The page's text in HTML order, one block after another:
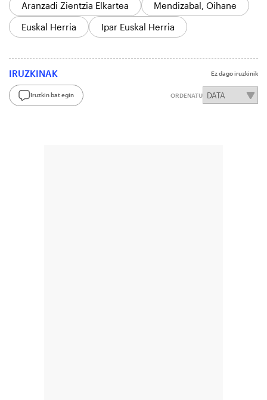
Aranzadi Zientzia Elkartea
Mendizabal, Oihane
Euskal Herria
Ipar Euskal Herria
IRUZKINAK Ez dago iruzkinik
Iruzkin bat egin ORDENATU